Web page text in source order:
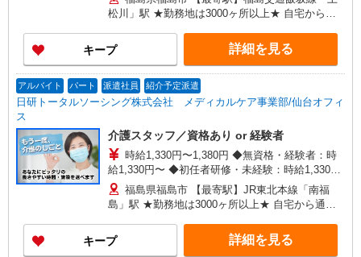
松川」駅 ★勤務地は3000ヶ所以上★ 自宅から通
さい！！
キープ 詳細を見る
アルバイト パート 派遣社員 紹介予定派遣
日研トータルソーシング株式会社 メディカルケア事業部/仙台オフィ
ス
介護スタッフ／資格あり or 経験者
時給1,330円〜1,380円 ◆無資格・経験者：時
給1,330円〜 ◆初任者研修・未経験：時給1,330
円〜 ◆初任者研修・経験者：時給1,360円〜 ◆介
護福祉士：時給1,380円〜 ※経験者は3ヶ月以上 ※
給与幅は経験・能力による ★週払いOK（規定あ
り）
福島県福島市 【最寄駅】JR東北本線「南福
島」駅 ★勤務地は3000ヶ所以上★ 自宅から通い
い！！
キープ 詳細を見る